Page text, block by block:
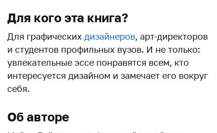
Для кого эта книга?
Для графических дизайнеров, арт-директоров
и студентов профильных вузов. И не только:
увлекательные эссе понравятся всем, кто
интересуется дизайном и замечает его вокруг
себя.
Об авторе